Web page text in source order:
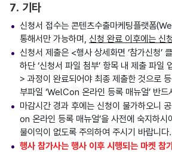
7. 기타
신청서 접수는 콘텐츠수출마케팅플랫폼
통해서만 가능하며, 신청 완료 이후에는 신
신청서 제출은 <행사 상세화면 ‘참가신청’
하단 ‘신청서 파일 첨부’ 항목 내 제출 파일
> 과정이 완료되어야 최종 제출한 것으로
부파일 ‘WelCon 온라인 등록 매뉴얼’ 반드
마감시간 경과 후에는 신청이 불가하오니
on 온라인 등록 매뉴얼’을 사전에 숙지하
불이익이 없도록 주의하여 주시기 바랍니다.
행사 참가사는 행사 이후 시행되는 마켓 참